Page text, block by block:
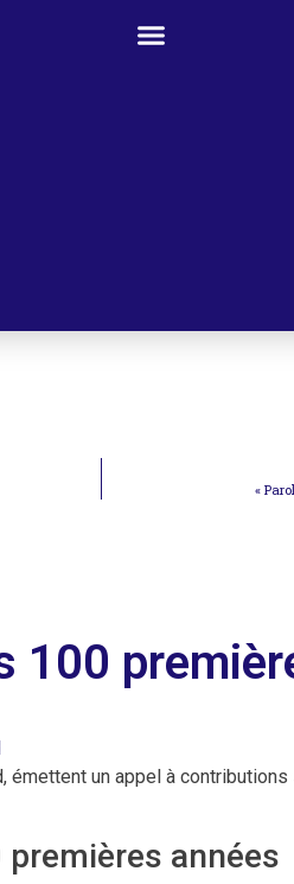
«
100
émettent un appel à contributions
premières années